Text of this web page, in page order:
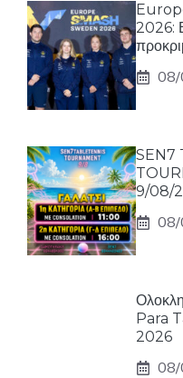
2026:
SEN7
9/08/
Para
2026